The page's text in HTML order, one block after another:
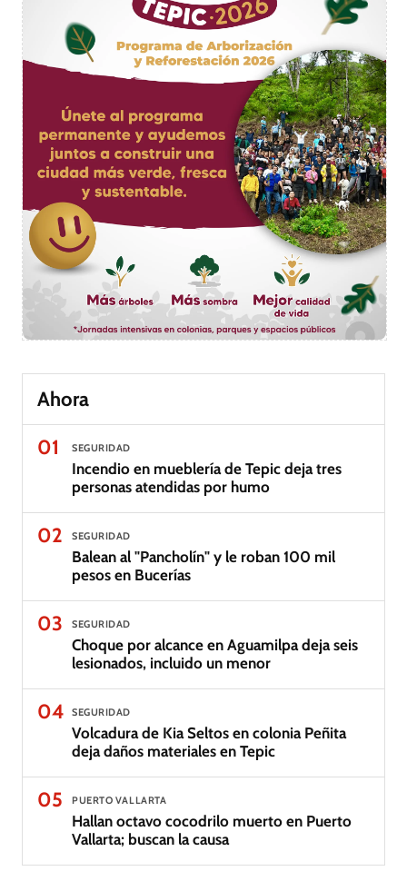
Ahora
01
SEGURIDAD
Incendio en mueblería de Tepic deja tres
personas atendidas por humo
02 SEGURIDAD
Balean al "Pancholín" y le roban 100 mil
pesos en Bucerías
03 SEGURIDAD
Choque por alcance en Aguamilpa deja seis
lesionados, incluido un menor
04 SEGURIDAD
Volcadura de Kia Seltos en colonia Peñita
deja daños materiales en Tepic
05 PUERTO VALLARTA
Hallan octavo cocodrilo muerto en Puerto
Vallarta; buscan la causa